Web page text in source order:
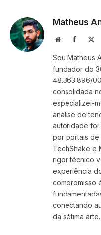
Matheus
WebsiteFacebook
Sou Matheus
fundador do
48.363.896/
consolidada
especializei-
análise de
autoridade foi
por portais de
TechShake e
rigor técnico
experiência
compromisso
conectando
da sétima arte.